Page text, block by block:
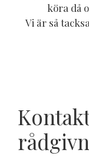
köra då
Vi är så